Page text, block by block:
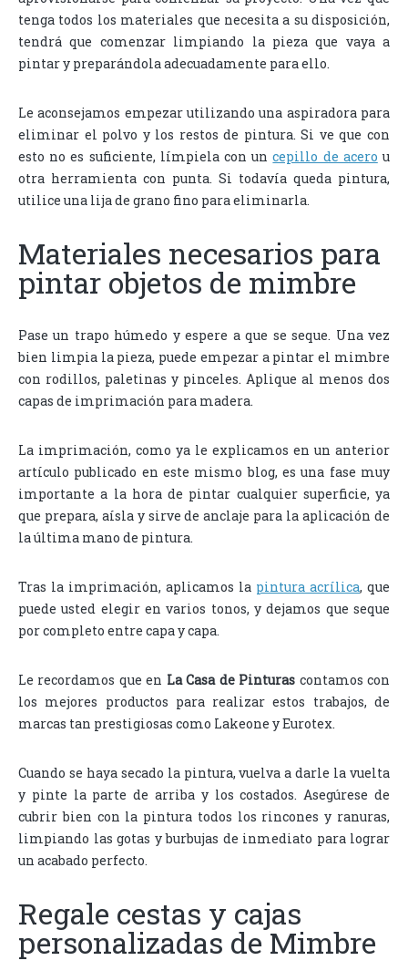
tenga todos los materiales que necesita a su disposición,
tendrá que comenzar limpiando la pieza que vaya a
pintar y preparándola adecuadamente para ello.
Le aconsejamos empezar utilizando una aspiradora para
eliminar el polvo y los restos de pintura. Si ve que con
esto no es suficiente, límpiela con uncepillo de acero u
otra herramienta con punta. Si todavía queda pintura,
utilice una lija de grano fino para eliminarla.
Materiales necesarios para
pintar objetos de mimbre
Pase un trapo húmedo y espere a que se seque. Una vez
bien limpia la pieza, puede empezar a pintar el mimbre
con rodillos, paletinas y pinceles. Aplique al menos dos
capas de imprimación para madera.
La imprimación, como ya le explicamos en un anterior
artículo publicado en este mismo blog, es una fase muy
importante a la hora de pintar cualquier superficie, ya
que prepara, aísla y sirve de anclaje para la aplicación de
la última mano de pintura.
Tras la imprimación, aplicamos la pintura acrílica, que
puede usted elegir en varios tonos, y dejamos que seque
por completo entre capa y capa.
Le recordamos que en La Casa de Pinturas contamos con
los mejores productos para realizar estos trabajos, de
marcas tan prestigiosas como Lakeone y Eurotex.
Cuando se haya secado la pintura, vuelva a darle la vuelta
y pinte la parte de arriba y los costados. Asegúrese de
cubrir bien con la pintura todos los rincones y ranuras,
limpiando las gotas y burbujas de inmediato para lograr
un acabado perfecto.
Regale cestas y cajas
personalizadas de Mimbre